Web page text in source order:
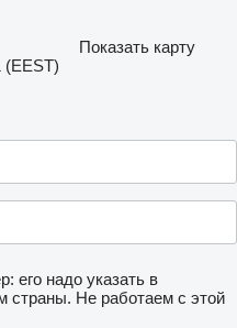
Показать карту
(EEST)
его надо указать в
страны. Не работаем с этой